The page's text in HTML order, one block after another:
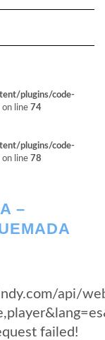
de navegación
plugins/code-
on line 74
plugins/code-
on line 78
–
api/
failed!